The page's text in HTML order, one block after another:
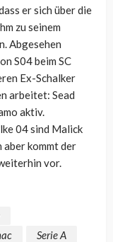
er sich über die
zu seinem
Abgesehen
S04 beim SC
Ex-Schalker
arbeitet: Sead
aktiv.
04 sind Malick
aber kommt der
vor.
Serie A